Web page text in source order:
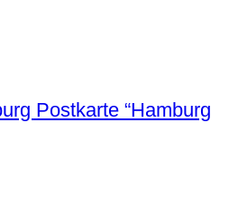
Postkarte “Hamburg